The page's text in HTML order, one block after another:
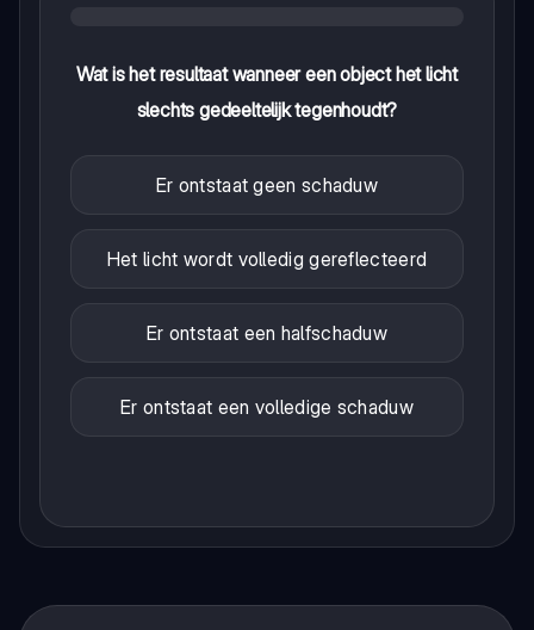
Wat is het resultaat wanneer een object het licht
slechts gedeeltelijk tegenhoudt?
Er ontstaat geen schaduw
Het licht wordt volledig gereflecteerd
Er ontstaat een halfschaduw
Er ontstaat een volledige schaduw